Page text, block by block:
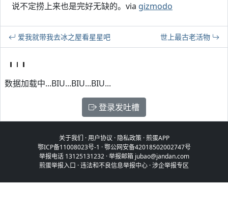
说不定捞上来也是完好无缺的。via gizmodo
爱我就带我去冰之屋看星星吧 世上最古老活物
数据加载中...BIU...BIU...BIU...
登录发吐槽
关于我们 ·用户协议 · 隐私政策·煎蛋APP
鄂ICP备11008023号-1 ·鄂公网安备42018502002747号
举报电话 13125131232 · 举报邮箱 jubao@jandan.com
煎蛋举报入口 ·违法和不良信息举报中心 ·涉企举报专区